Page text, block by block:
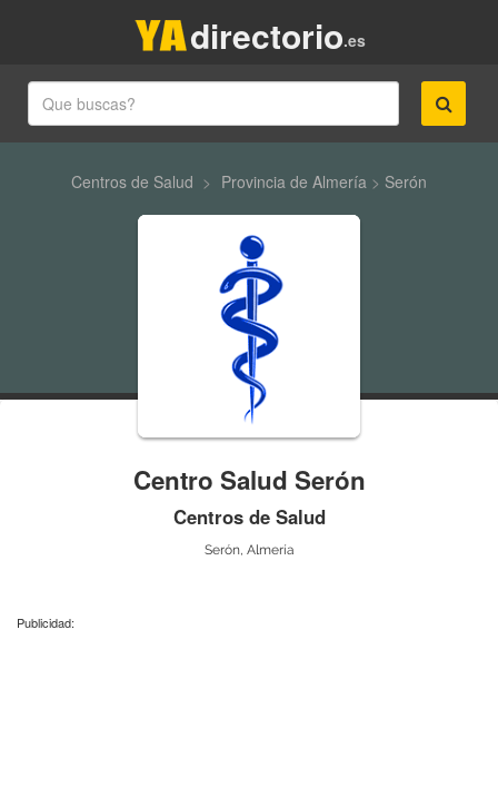
.es
directorio
Centros de Salud > Provincia de Almería > Serón
Centro Salud Serón
Centros de Salud
Serón, Almería
Publicidad: